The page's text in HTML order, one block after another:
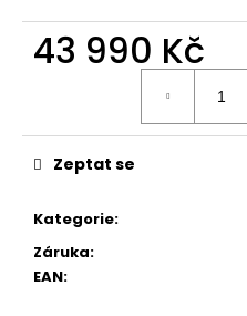
43 990 Kč
Kategorie:
Záruka:
EAN:
Zeptat se